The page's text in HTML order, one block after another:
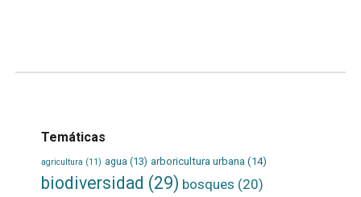
Temáticas
agricultura (11) agua (13) arboricultura urbana (14)
biodiversidad (29) bosques (20)